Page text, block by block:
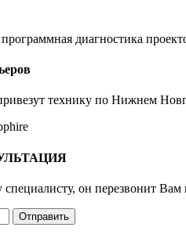
диагностика
технику по Нижнем
специалисту, он перезвонит
Отправить